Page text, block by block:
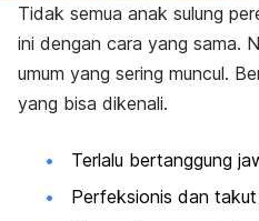
Tidak semua anak sulung
ini dengan cara yang sama.
umum yang sering muncul.
yang bisa dikenali.
Terlalu bertanggung
Perfeksionis dan takut